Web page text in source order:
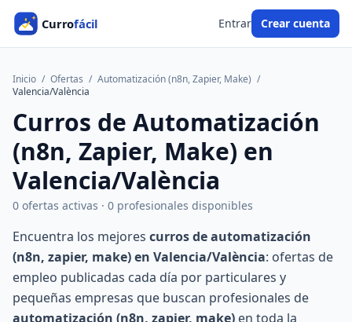
Entrar Crear cuenta
Inicio / Ofertas / Automatización (n8n, Zapier, Make) /
Valencia/València
Curros de Automatización
(n8n, Zapier, Make) en
Valencia/València
0 ofertas activas · 0 profesionales disponibles
Encuentra los mejores curros de automatización
(n8n, zapier, make) en Valencia/València: ofertas de
empleo publicadas cada día por particulares y
pequeñas empresas que buscan profesionales de
automatización (n8n, zapier, make) en toda la